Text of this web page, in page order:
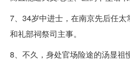
7、34岁中进士，在南京先后任
和礼部祠祭司主事。
8、不久，身处官场险途的汤显祖